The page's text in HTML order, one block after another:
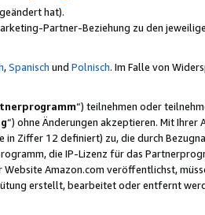
hat).
Partner-Beziehung zu den
,Spanisch und Polnisch. Im Falle von
“) teilnehmen oder
“) ohne Änderungen akzeptieren. Mit
in Ziffer 12 definiert) zu, die durch
die IP-Lizenz für das
Amazon.com veröffentlichst,
erstellt, bearbeitet oder entfernt